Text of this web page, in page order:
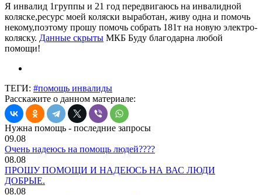
Я инвалид 1группы и 21 год передвигаюсь на инвалидной
коляске,ресурс моей коляски выработан, живу одна и помочь
некому,поэтому прошу помочь собрать 181т на новую электро-
коляску. Данные скрыты МКБ Буду благодарна любой
помощи!
ТЕГИ: #помощь инвалиды
Расскажите о данном материале:
Нужна помощь - последние запросы
09.08
Очень надеюсь на помощь людей????
08.08
ПРОШУ ПОМОЩИ И НАДЕЮСЬ НА ВАС ЛЮДИ
ДОБРЫЕ.
08.08